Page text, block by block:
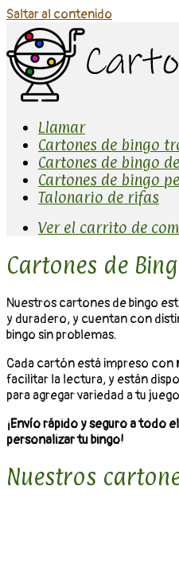
Saltar al contenido
Llamar
Cartones de bingo
Cartones de bingo
Cartones de bingo
Talonario de rifas
Ver el carrito de
Cartones de
Nuestros cartones de bingo
y duradero, y cuentan con
bingo sin problemas.
Cada cartón está impreso con
facilitar la lectura, y están
para agregar variedad a tu
¡Envío rápido y seguro a todo
personalizar tu bingo!
Nuestros